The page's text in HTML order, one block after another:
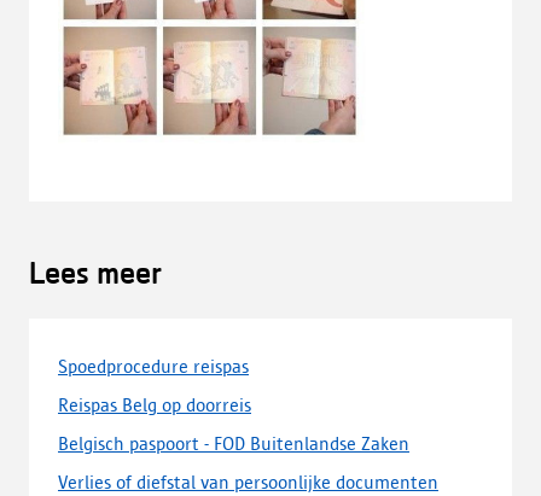
Lees meer
Spoedprocedure reispas
Reispas Belg op doorreis
Belgisch paspoort - FOD Buitenlandse Zaken
Verlies of diefstal van persoonlijke documenten